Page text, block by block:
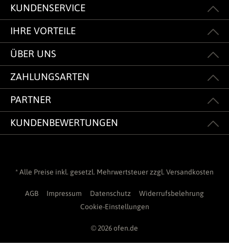
KUNDENSERVICE
IHRE VORTEILE
ÜBER UNS
ZAHLUNGSARTEN
PARTNER
KUNDENBEWERTUNGEN
* Alle Preise inkl. gesetzl. Mehrwertsteuer zzgl. Versandkosten
AGB Impressum Datenschutz
Widerrufsbelehrung
Cookie-Einstellungen
© 2026 ofen.de